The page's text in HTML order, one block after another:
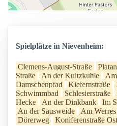
Spielplätze in Nievenheim:
Clemens-August-Straße
Straße
An der Kultzkuhle
Damschenpfad
Kiefernstraße
Schwimmbad
Schlesierstraße
Hecke
An der Dinkbank Im
An der Sausweide
Am Werres
Dörerweg
Koniferenstraße Ost